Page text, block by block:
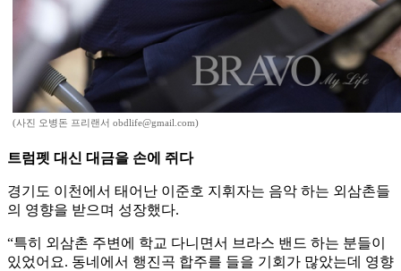
(사진 오병돈 프리랜서 obdlife@gmail.com)
트럼펫 대신 대금을 손에 쥐다
경기도 이천에서 태어난 이준호 지휘자는 음악 하는 외삼촌들
의 영향을 받으며 성장했다.
“특히 외삼촌 주변에 학교 다니면서 브라스 밴드 하는 분들이
있었어요. 동네에서 행진곡 합주를 들을 기회가 많았는데 영향